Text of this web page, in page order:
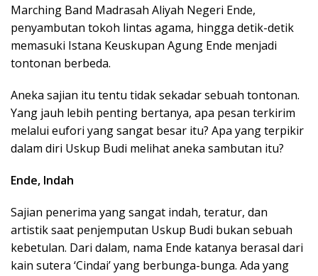
Marching Band Madrasah Aliyah Negeri Ende,
penyambutan tokoh lintas agama, hingga detik-detik
memasuki Istana Keuskupan Agung Ende menjadi
tontonan berbeda.
Aneka sajian itu tentu tidak sekadar sebuah tontonan.
Yang jauh lebih penting bertanya, apa pesan terkirim
melalui eufori yang sangat besar itu? Apa yang terpikir
dalam diri Uskup Budi melihat aneka sambutan itu?
Ende, Indah
Sajian penerima yang sangat indah, teratur, dan
artistik saat penjemputan Uskup Budi bukan sebuah
kebetulan. Dari dalam, nama Ende katanya berasal dari
kain sutera ‘Cindai’ yang berbunga-bunga. Ada yang